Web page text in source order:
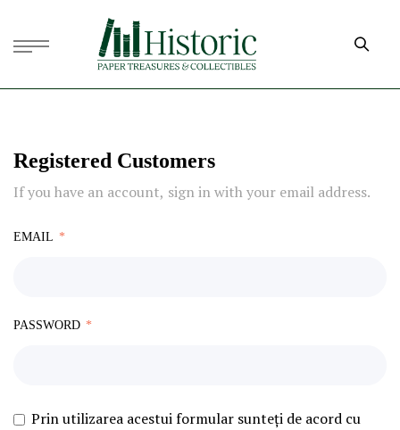
Registered Customers
If you have an account, sign in with your email address.
EMAIL
PASSWORD
Prin utilizarea acestui formular sunteți de acord cu